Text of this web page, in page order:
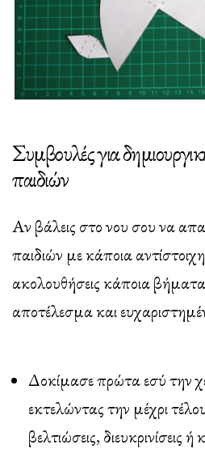
Συμβουλές για
παιδιών
Αν βάλεις στο νου σου να
παιδιών με κάποια
ακολουθήσεις κάποια
αποτέλεσμα και
Δοκίμασε πρώτα εσύ την
εκτελώντας την μέχρι
βελτιώσεις, διευκρινίσεις